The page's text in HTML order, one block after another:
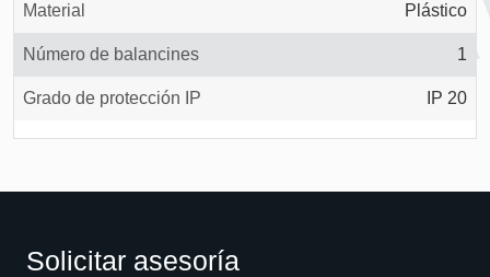
Material Plástico
Número de balancines 1
Grado de protección IP IP 20
Solicitar asesoría